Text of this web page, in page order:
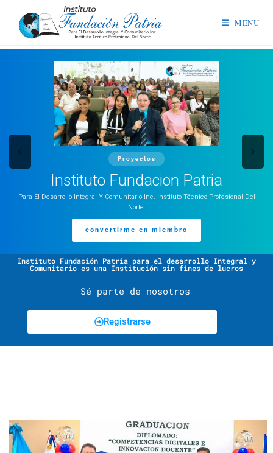
MENÚ
Proyectos
Instituto Fundacion Patria
Para El Desarrollo Integral Y Comunitario Inc. Instituto Técnico Profesional Del
Norte.
convertirme en miembro
Instituto Fundación Patria para el desarrollo Integral y
Comunitario es una Institución sin fines de lucros
Sé parte de nosotros
Registrarse